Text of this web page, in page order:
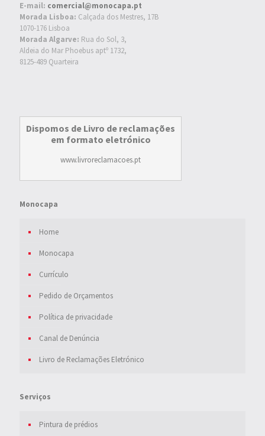
E-mail: comercial@monocapa.pt
Morada Lisboa: Calçada dos Mestres, 17B
1070-176 Lisboa
Morada Algarve: Rua do Sol, 3,
Aldeia do Mar Phoebus aptº 1732,
8125-489 Quarteira
Dispomos de Livro de reclamações
em formato eletrónico
www.livroreclamacoes.pt
Monocapa
Home
Monocapa
Currículo
Pedido de Orçamentos
Política de privacidade
Canal de Denúncia
Livro de Reclamações Eletrónico
Serviços
Pintura de prédios